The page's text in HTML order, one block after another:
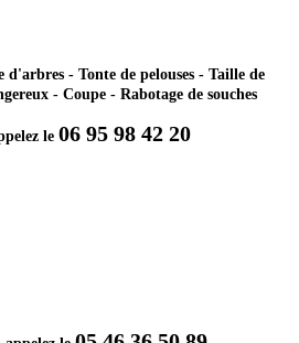
- Tonte de pelouses - Taille de
- Coupe - Rabotage de souches
le 06 95 98 42 20